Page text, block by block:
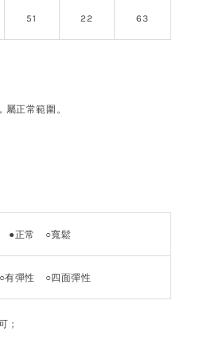
51 22 63
正常範圍。
●正常 ○寬鬆
○有彈性 ○四面彈性
；